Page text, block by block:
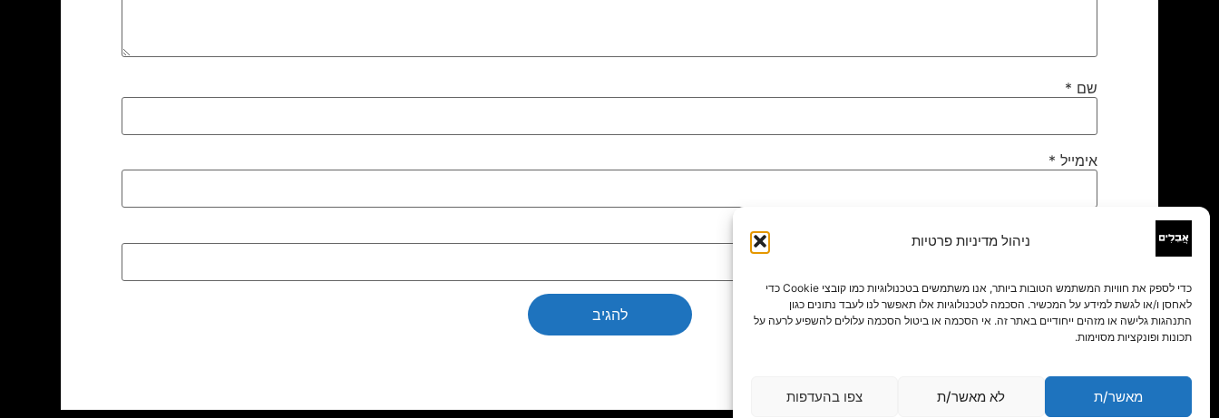
ניהול מדיניות פרטיות
כדי לספק את חוויות המשתמש הטובות ביותר, אנו משתמשים בטכנולוגיות כמו קובצי Cookie כדי
לאחסן ו/או לגשת למידע על המכשיר. הסכמה לטכנולוגיות אלו תאפשר לנו לעבד נתונים כגון
התנהגות גלישה או מזהים ייחודיים באתר זה. אי הסכמה או ביטול הסכמה עלולים להשפיע לרעה על
תכונות ופונקציות מסוימות.
מאשר/ת לא מאשר/ת צפו בהעדפות
שם *
אימייל *